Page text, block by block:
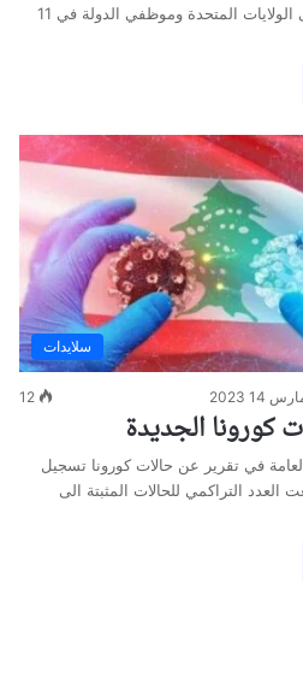
كوفيد للمسافرين إلى الولايات المتحدة وموظفي الدولة في 11
سلايدات
14 2023
12
كورونا الجديدة
في تقرير عن حالات كورونا تسجيل
العدد التراكمي للحالات المثبتة الى